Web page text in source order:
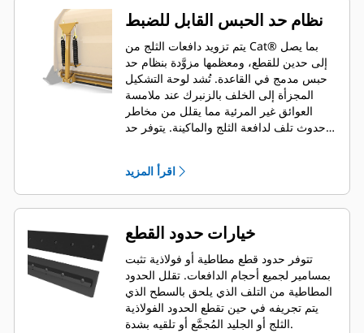
نظام حد الحبس القابل للضبط
يتم تزويد دافعات الثلج من Cat® بما يصل
إلى حدين للقطع، ومعظمها مزوَّدة بنظام حد
حبس مدمج في القاعدة. تُشد لوحة التشكيل
المجزأة إلى الخلف بالزنبرك عند ملامسة
العوائق غير المرئية مما يقلل من مخاطر
حدوث تلف لدافعة الثلج والماكينة. يتوفر حد
قدمًا) تناسب جميع الموديلات التي تستخدم
قارنة توصيل انزلاقية.
اقرأ المزيد
خيارات حدود القطع
تتوفر حدود قطع مطاطية أو فولاذية تثبت
بمسامير لجميع أحجام الدافعات. تقلل الحدود
المطاطية من التلف الذي يلحق بالسطح الذي
يتم تجريفه في حين تقطع الحدود الفولاذية
الثلج أو الجليد المُجمَّع أو تلقيه بشدة.